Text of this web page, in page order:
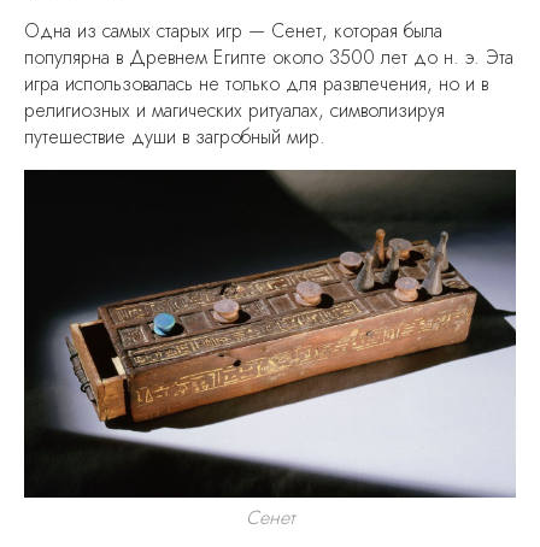
Одна из самых старых игр — Сенет, которая была
популярна в Древнем Египте около 3500 лет до н. э. Эта
игра использовалась не только для развлечения, но и в
религиозных и магических ритуалах, символизируя
путешествие души в загробный мир.
Сенет